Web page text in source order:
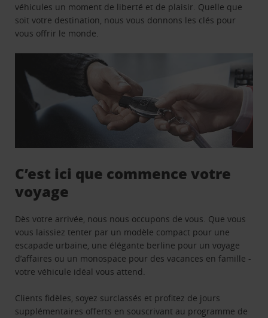
véhicules un moment de liberté et de plaisir. Quelle que
soit votre destination, nous vous donnons les clés pour
vous offrir le monde.
C’est ici que commence votre
voyage
Dès votre arrivée, nous nous occupons de vous. Que vous
vous laissiez tenter par un modèle compact pour une
escapade urbaine, une élégante berline pour un voyage
d’affaires ou un monospace pour des vacances en famille -
votre véhicule idéal vous attend.
Clients fidèles, soyez surclassés et profitez de jours
supplémentaires offerts en souscrivant au programme de